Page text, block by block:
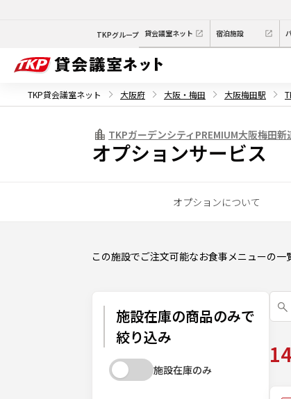
TKPグループ 貸会議室ネット 宿泊施設
TKP貸会議室ネット 大阪府 大阪・梅田 大阪梅田駅
TKPガーデンシティPREMIUM大阪梅田新
オプションサービス
オプションについて
この施設でご注文可能なお食事メニューの一
施設在庫の商品のみで
絞り込み
施設在庫のみ